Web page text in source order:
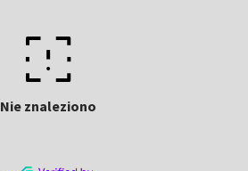
Nie znaleziono